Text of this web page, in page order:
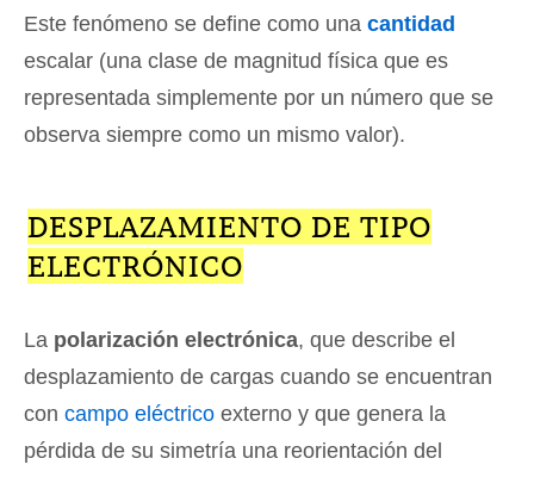
Este fenómeno se define como una cantidad
escalar (una clase de magnitud física que es
representada simplemente por un número que se
observa siempre como un mismo valor).
DESPLAZAMIENTO DE TIPO
ELECTRÓNICO
La polarización electrónica, que describe el
desplazamiento de cargas cuando se encuentran
con campo eléctrico externo y que genera la
pérdida de su simetría una reorientación del